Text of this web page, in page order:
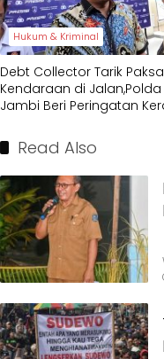
Hukum & Kriminal
Debt Collector Tarik Paksa
Kendaraan di Jalan,Polda
Jambi Beri Peringatan
Read Also